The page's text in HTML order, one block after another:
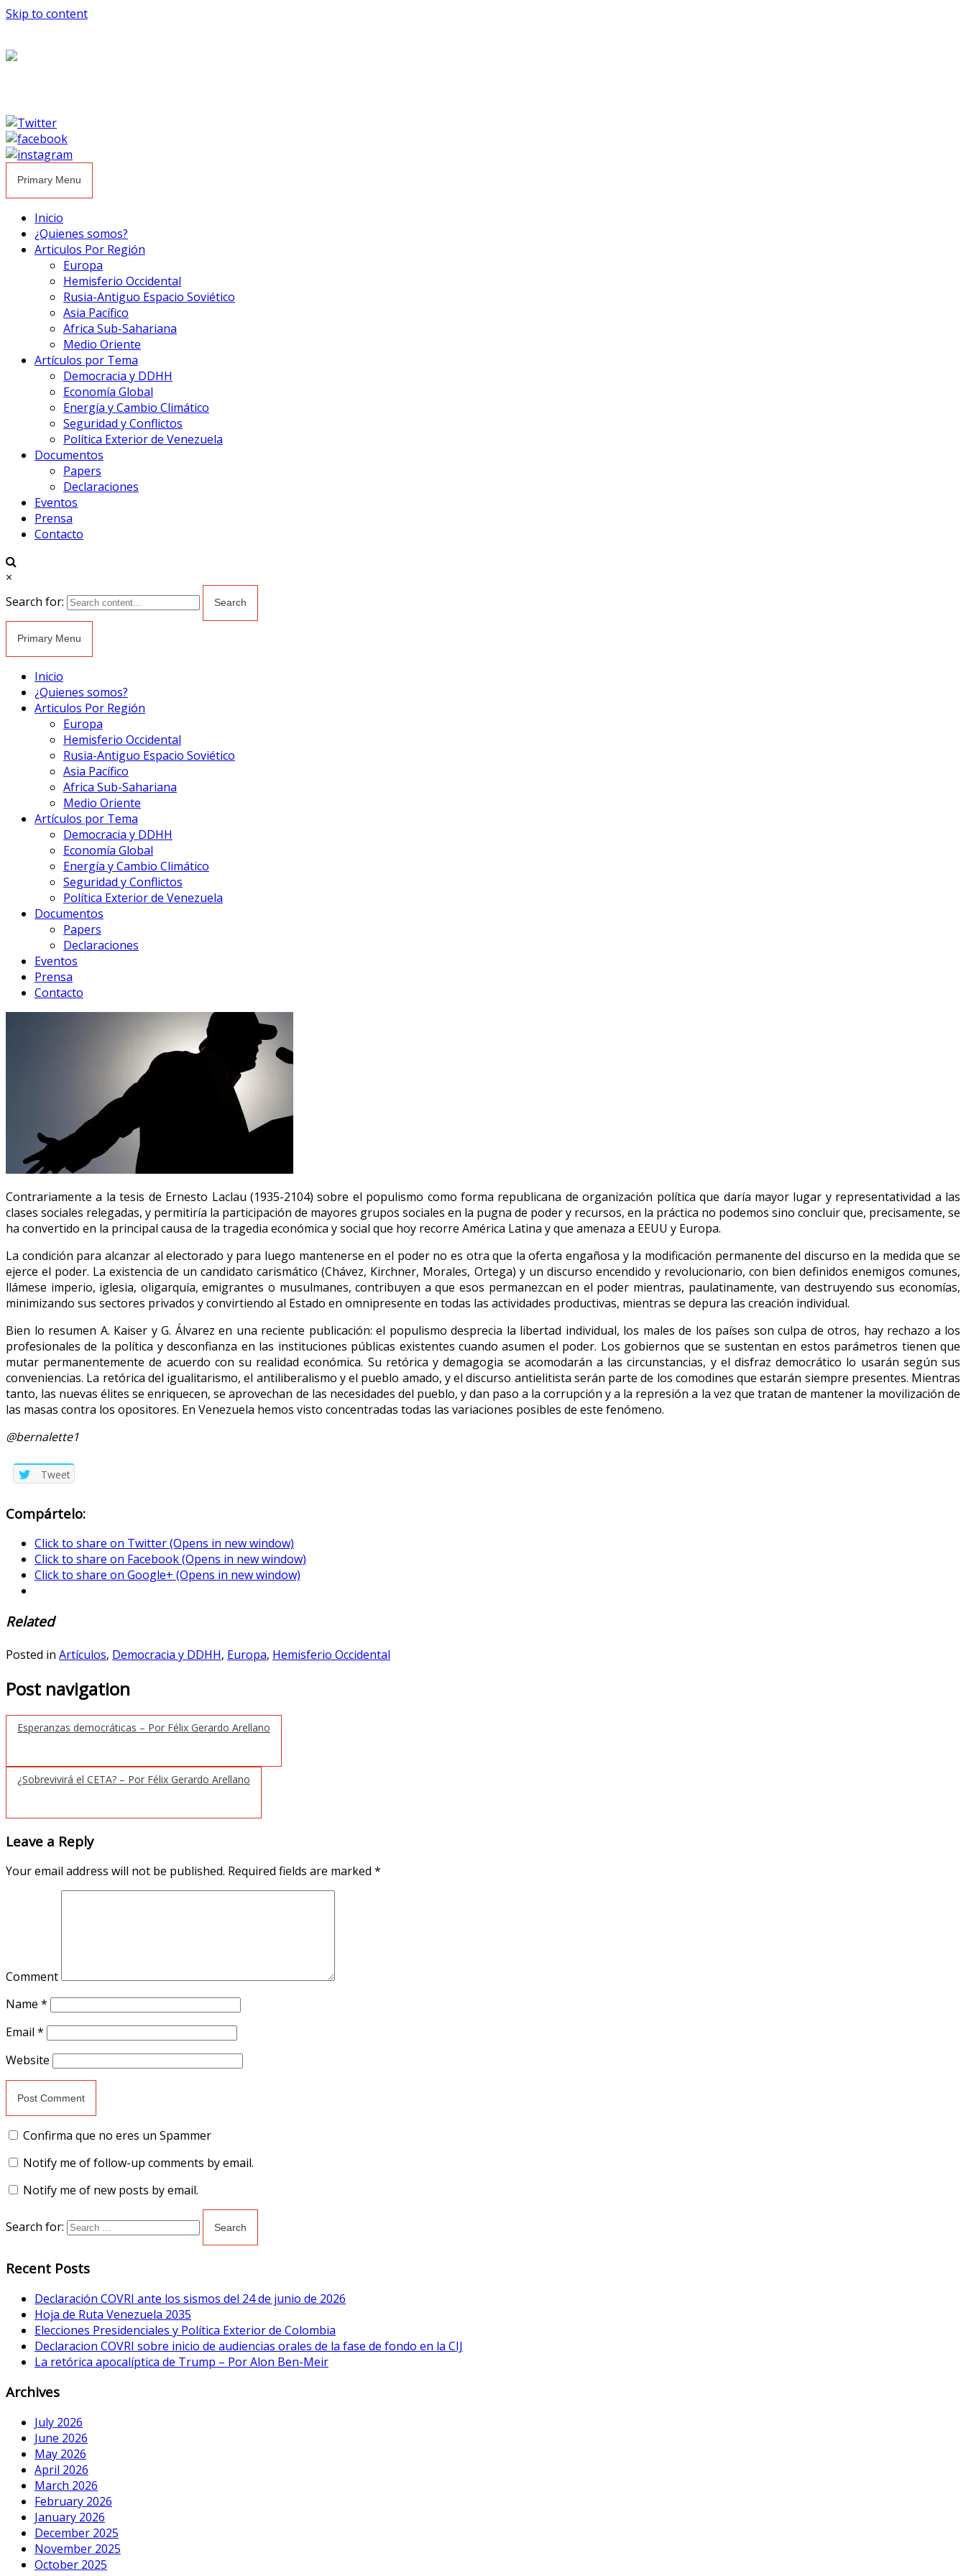
Skip to content
Primary Menu
Inicio
¿Quienes somos?
Articulos Por Región
Europa
Hemisferio Occidental
Rusia-Antiguo Espacio Soviético
Asia Pacífico
Africa Sub-Sahariana
Medio Oriente
Artículos por Tema
Democracia y DDHH
Economía Global
Energía y Cambio Climático
Seguridad y Conflictos
Política Exterior de Venezuela
Documentos
Papers
Declaraciones
Eventos
Prensa
Contacto
×
Search for:
Primary Menu
Inicio
¿Quienes somos?
Articulos Por Región
Europa
Hemisferio Occidental
Rusia-Antiguo Espacio Soviético
Asia Pacífico
Africa Sub-Sahariana
Medio Oriente
Artículos por Tema
Democracia y DDHH
Economía Global
Energía y Cambio Climático
Seguridad y Conflictos
Política Exterior de Venezuela
Documentos
Papers
Declaraciones
Eventos
Prensa
Contacto
Contrariamente a la tesis de Ernesto Laclau (1935-2104) sobre el populismo como forma republicana de organización política que daría mayor lugar y representatividad a las
clases sociales relegadas, y permitiría la participación de mayores grupos sociales en la pugna de poder y recursos, en la práctica no podemos sino concluir que, precisamente, se
ha convertido en la principal causa de la tragedia económica y social que hoy recorre América Latina y que amenaza a EEUU y Europa.
La condición para alcanzar al electorado y para luego mantenerse en el poder no es otra que la oferta engañosa y la modificación permanente del discurso en la medida que se
ejerce el poder. La existencia de un candidato carismático (Chávez, Kirchner, Morales, Ortega) y un discurso encendido y revolucionario, con bien definidos enemigos comunes,
llámese imperio, iglesia, oligarquía, emigrantes o musulmanes, contribuyen a que esos permanezcan en el poder mientras, paulatinamente, van destruyendo sus economías,
minimizando sus sectores privados y convirtiendo al Estado en omnipresente en todas las actividades productivas, mientras se depura las creación individual.
Bien lo resumen A. Kaiser y G. Álvarez en una reciente publicación: el populismo desprecia la libertad individual, los males de los países son culpa de otros, hay rechazo a los
profesionales de la política y desconfianza en las instituciones públicas existentes cuando asumen el poder. Los gobiernos que se sustentan en estos parámetros tienen que
mutar permanentemente de acuerdo con su realidad económica. Su retórica y demagogia se acomodarán a las circunstancias, y el disfraz democrático lo usarán según sus
conveniencias. La retórica del igualitarismo, el antiliberalismo y el pueblo amado, y el discurso antielitista serán parte de los comodines que estarán siempre presentes. Mientras
tanto, las nuevas élites se enriquecen, se aprovechan de las necesidades del pueblo, y dan paso a la corrupción y a la represión a la vez que tratan de mantener la movilización de
las masas contra los opositores. En Venezuela hemos visto concentradas todas las variaciones posibles de este fenómeno.
@bernalette1
Tweet
Compártelo:
Click to share on Twitter (Opens in new window)
Click to share on Facebook (Opens in new window)
Click to share on Google+ (Opens in new window)
Related
Posted in Artículos, Democracia y DDHH, Europa, Hemisferio Occidental
Post navigation
Esperanzas democráticas – Por Félix Gerardo Arellano
¿Sobrevivirá el CETA? – Por Félix Gerardo Arellano
Leave a Reply
Your email address will not be published. Required fields are marked *
Comment
Name *
Email *
Website
Confirma que no eres un Spammer
Notify me of follow-up comments by email.
Notify me of new posts by email.
Search for:
Recent Posts
Declaración COVRI ante los sismos del 24 de junio de 2026
Hoja de Ruta Venezuela 2035
Elecciones Presidenciales y Política Exterior de Colombia
Declaracion COVRI sobre inicio de audiencias orales de la fase de fondo en la CIJ
La retórica apocalíptica de Trump – Por Alon Ben-Meir
Archives
July 2026
June 2026
May 2026
April 2026
March 2026
February 2026
January 2026
December 2025
November 2025
October 2025